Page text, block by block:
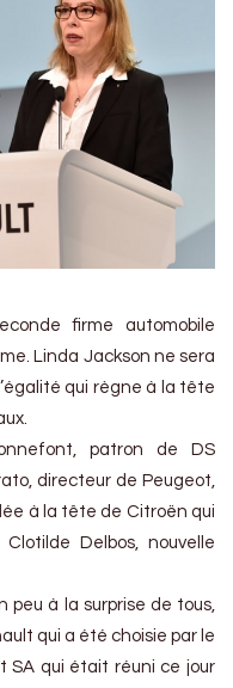
firme automobile
Linda Jackson ne sera
qui règne à la tête
patron de DS
directeur de Peugeot,
à la tête de Citroën qui
Delbos, nouvelle
à la surprise de tous,
qui a été choisie par le
SA qui était réuni ce jour